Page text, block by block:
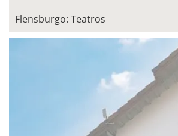
Flensburgo: Teatros